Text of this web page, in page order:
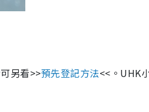
另看>>預先登記方法<<。UHK